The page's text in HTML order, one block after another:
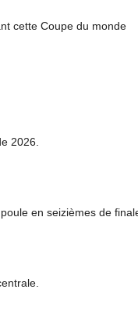
cette Coupe du monde
2026.
en seizièmes de